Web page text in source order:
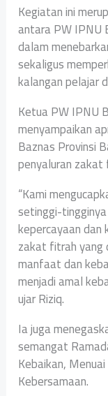
‎Kegiatan ini
antara PW IPNU
dalam
sekaligus
kalangan pelajar
‎Ketua PW IPNU
menyampaikan
Baznas Provinsi
penyaluran
‎“Kami
setinggi-
kepercayaan dan
zakat fitrah yang
manfaat dan
menjadi amal
ujar Riziq.
‎Ia juga
semangat
Kebaikan,
Kebersamaan.